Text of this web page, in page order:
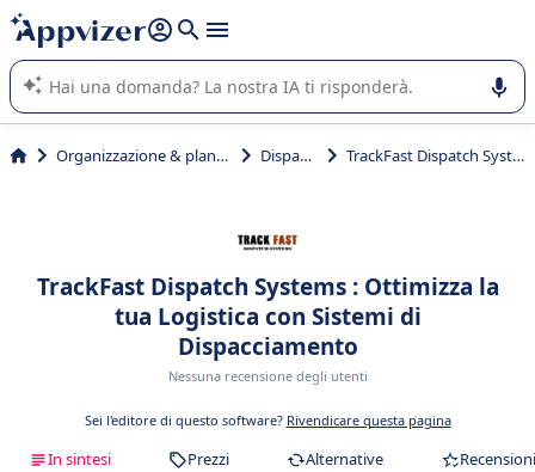
righe con
shift + enter
L'IA di Appvizer vi guida nell'utilizzo o nella scelta di un
software SaaS per la vostra azienda.
Organizzazione & planning Dispatch TrackFast Dispatch Systems
TrackFast Dispatch Systems : Ottimizza la
tua Logistica con Sistemi di
Dispacciamento
Nessuna recensione degli utenti
Sei l'editore di questo software? Rivendicare questa pagina
In sintesi Prezzi Alternative Recensioni